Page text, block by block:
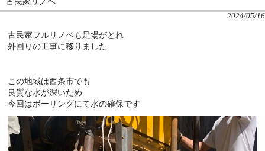
2024/05/16
古民家フルリノベも足場がとれ
外回りの工事に移りました
この地域は西条市でも
良質な水が深いため
今回はボーリングにて水の確保です